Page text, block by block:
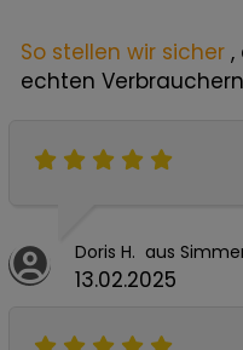
So stellen wir sicher ,
echten
Doris H. aus
13.02.2025